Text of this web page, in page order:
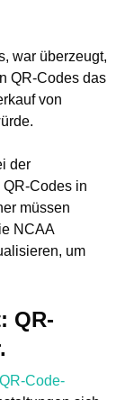
war überzeugt,
QR-Codes das
von
der
QR-Codes in
müssen
NCAA
um
QR-
Code-